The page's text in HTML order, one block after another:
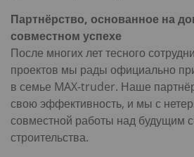
Партнёрство, основанное на
совместном успехе
После многих лет тесного
проектов мы рады официально
в семье MAX-truder. Наше
свою эффективность, и мы с
совместной работы над будущим
строительства.